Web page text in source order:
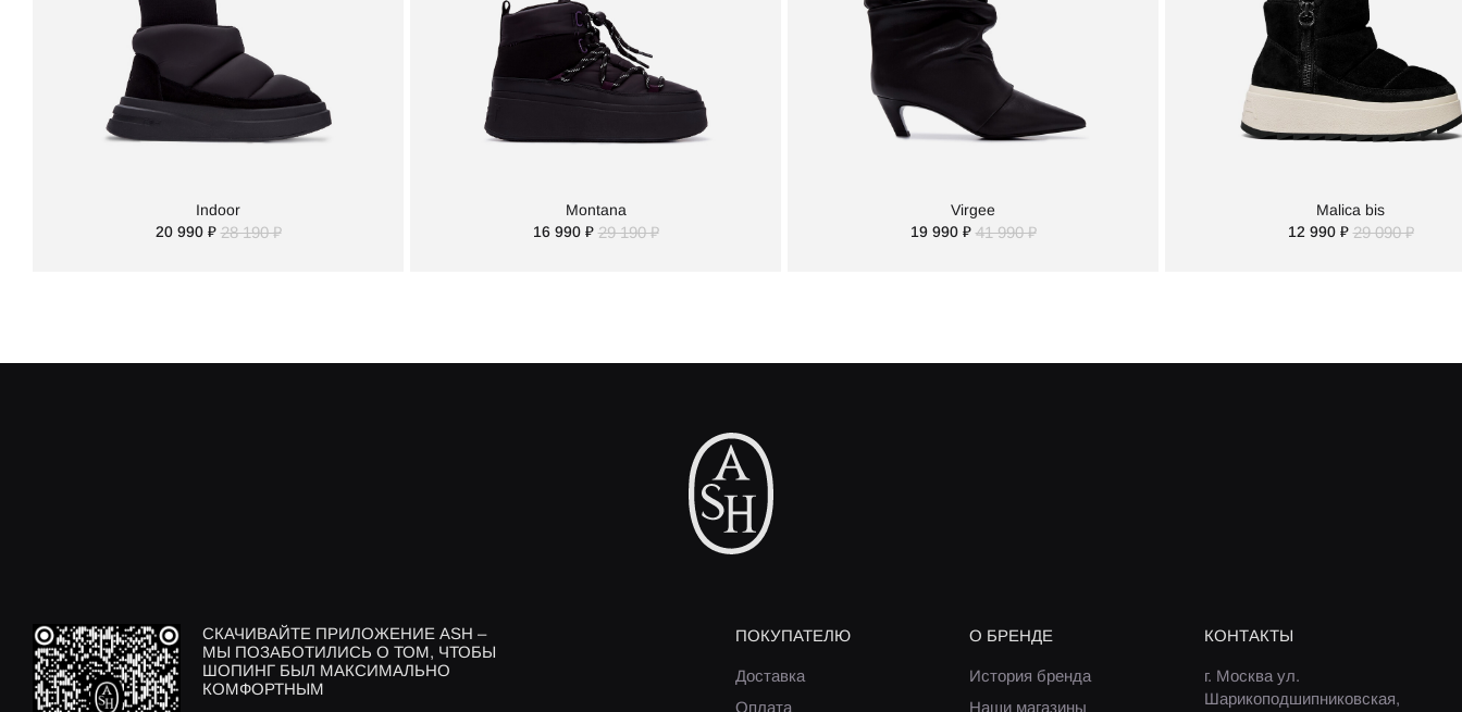
Indoor
20 990 ₽ 28 190 ₽
Montana
16 990 ₽ 29 190 ₽
Virgee
19 990 ₽ 41 990 ₽
Malica bis
12 990 ₽ 29 090 ₽
СКАЧИВАЙТЕ ПРИЛОЖЕНИЕ ASH –
МЫ ПОЗАБОТИЛИСЬ О ТОМ, ЧТОБЫ
ШОПИНГ БЫЛ МАКСИМАЛЬНО
КОМФОРТНЫМ
ПОКУПАТЕЛЮ
Доставка
Оплата
О БРЕНДЕ
История бренда
Наши магазины
КОНТАКТЫ
г. Москва ул.
Шарикоподшипниковская,